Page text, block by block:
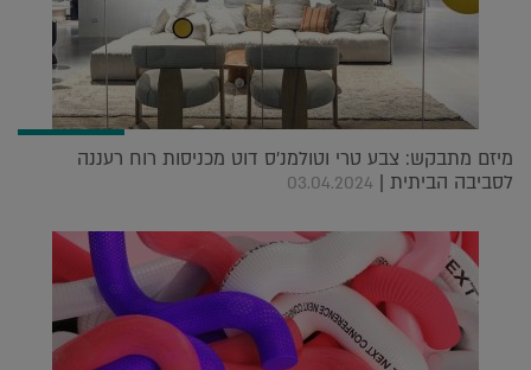
מיזם מתבקש: צבע טרי וטולמנ'ס דוט מכניסות רוח רעננה
לסביבה הביתית | 03.04.2024